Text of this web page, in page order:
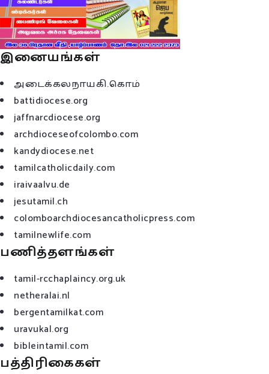
இனையங்கள்
அடைக்கலநாயகி.கொம்
battidiocese.org
jaffnarcdiocese.org
archdioceseofcolombo.com
kandydiocese.net
tamilcatholicdaily.com
iraivaalvu.de
jesutamil.ch
colomboarchdiocesancatholicpress.com
tamilnewlife.com
பணித்தளங்கள்
tamil-rcchaplaincy.org.uk
netheralai.nl
bergentamilkat.com
uravukal.org
bibleintamil.com
பத்திரிகைகள்